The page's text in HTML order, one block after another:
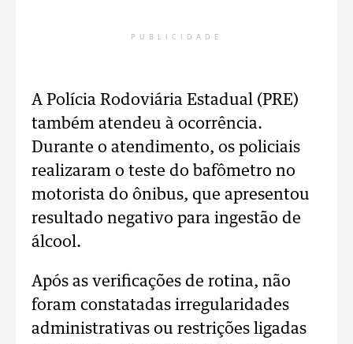
PUBLICIDADE
A Polícia Rodoviária Estadual (PRE)
também atendeu à ocorrência.
Durante o atendimento, os policiais
realizaram o teste do bafômetro no
motorista do ônibus, que apresentou
resultado negativo para ingestão de
álcool.
Após as verificações de rotina, não
foram constatadas irregularidades
administrativas ou restrições ligadas